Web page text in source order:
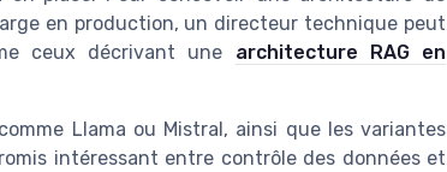
en production, un directeur technique peut
ceux décrivant une architecture RAG en
Llama ou Mistral, ainsi que les variantes
intéressant entre contrôle des données et